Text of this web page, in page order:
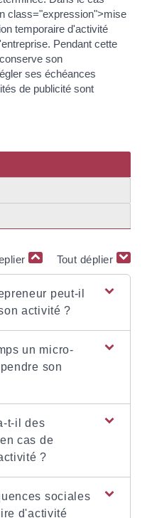
class="expression">mise
temporaire d'activité
Pendant cette
son
ses échéances
de publicité sont
Tout déplier
peut-il
activité ?
un micro-
son
t-il des
cas de
?
sociales
d'activité